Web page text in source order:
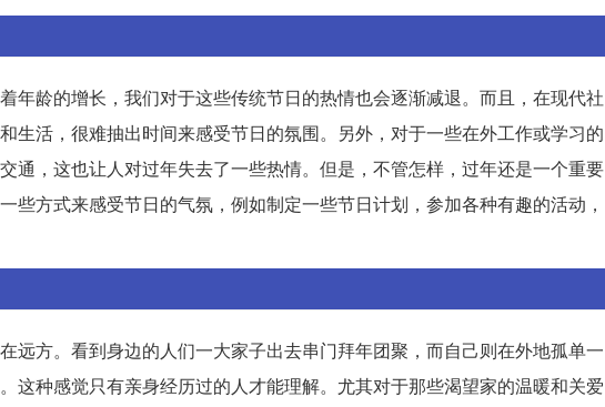
年龄的增长，我们对于这些传统节日的热情也会逐渐减退。而且，在现代社
生活，很难抽出时间来感受节日的氛围。另外，对于一些在外工作或学习的
通，这也让人对过年失去了一些热情。但是，不管怎样，过年还是一个重要
些方式来感受节日的气氛，例如制定一些节日计划，参加各种有趣的活动，
远方。看到身边的人们一大家子出去串门拜年团聚，而自己则在外地孤单一
这种感觉只有亲身经历过的人才能理解。尤其对于那些渴望家的温暖和关爱